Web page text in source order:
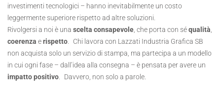
investimenti tecnologici – hanno inevitabilmente un costo
leggermente superiore rispetto ad altre soluzioni.
Rivolgersi a noi è una scelta consapevole , che porta con séqualità
coerenza erispetto . Chi lavora con Lazzati Industria Grafica SB
non acquista solo un servizio di stampa, ma partecipa a un modello
in cui ogni fase – dall’idea alla consegna – è pensata per avere un
impatto positivo . Davvero, non solo a parole.